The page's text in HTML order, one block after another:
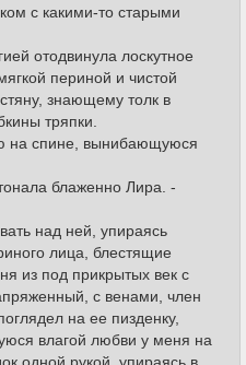
с какими-то старыми
отодвинула лоскутное
периной и чистой
знающему толк в
тряпки.
на спине, вынибающуюся
блаженно Лира. -
над ней, упираясь
лица, блестящие
из под прикрытых век с
с венами, член
на ее пизденку,
влагой любви у меня на